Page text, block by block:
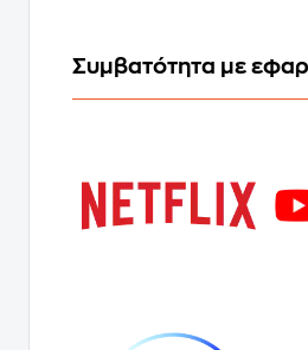
Συμβατότητα με